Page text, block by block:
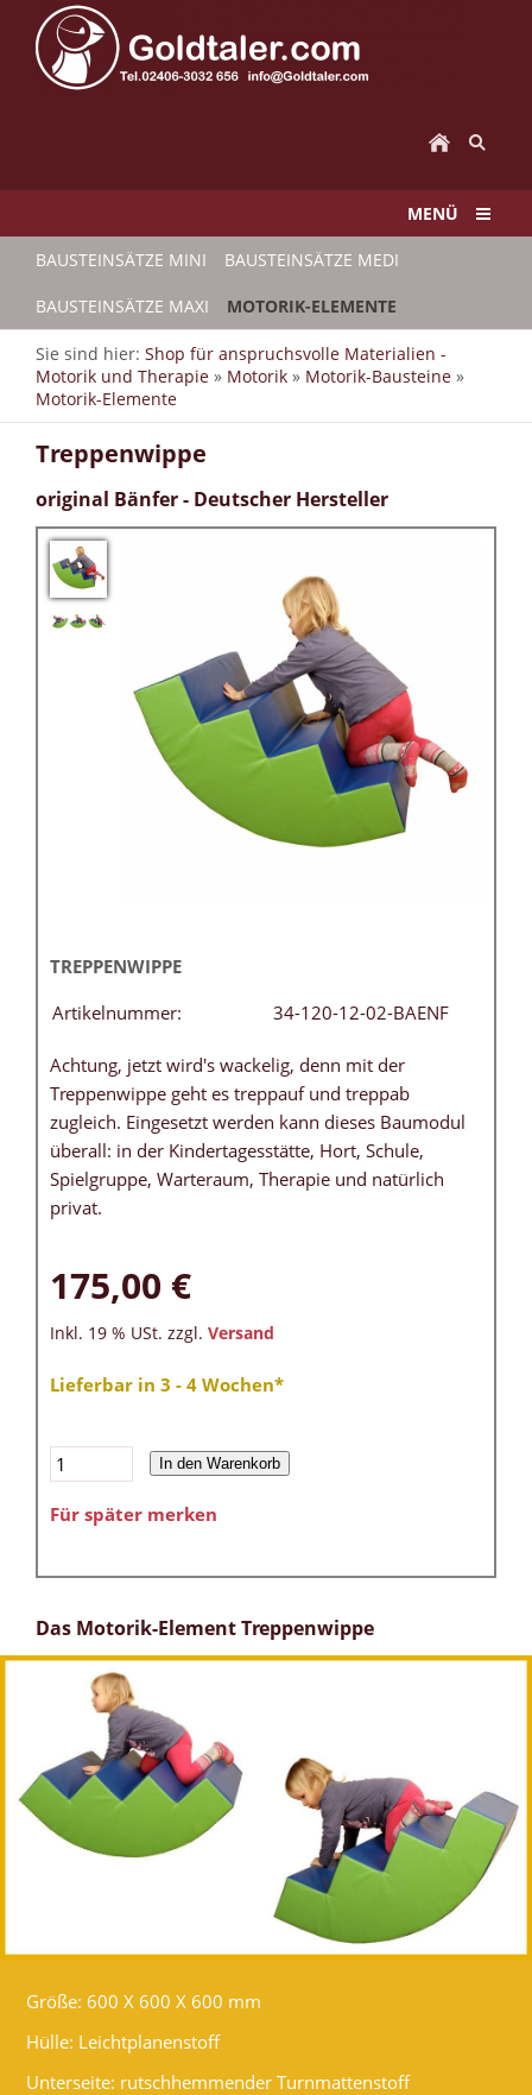
MENÜ
BAUSTEINSÄTZE MINI BAUSTEINSÄTZE MEDI
BAUSTEINSÄTZE MAXI MOTORIK-ELEMENTE
Sie sind hier: Shop für anspruchsvolle Materialien -
Motorik und Therapie » Motorik » Motorik-Bausteine »
Motorik-Elemente
Treppenwippe
original Bänfer - Deutscher Hersteller
TREPPENWIPPE
Artikelnummer:
34-120-12-02-BAENF
Achtung, jetzt wird's wackelig, denn mit der
Treppenwippe geht es treppauf und treppab
zugleich. Eingesetzt werden kann dieses Baumodul
überall: in der Kindertagesstätte, Hort, Schule,
Spielgruppe, Warteraum, Therapie und natürlich
privat.
175,00 €
Inkl. 19 % USt. zzgl. Versand
Lieferbar in 3 - 4 Wochen*
In den Warenkorb
Für später merken
Das Motorik-Element Treppenwippe
Größe: 600 X 600 X 600 mm
Hülle: Leichtplanenstoff
Unterseite: rutschhemmender Turnmattenstoff